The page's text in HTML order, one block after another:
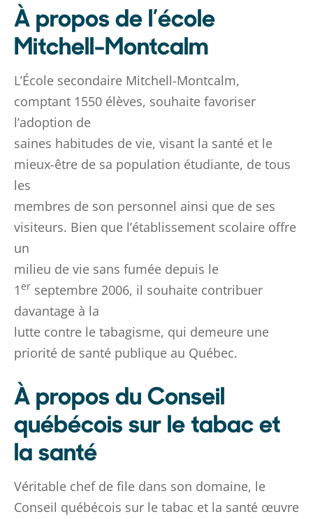
À propos de l’école
Mitchell-Montcalm
L’École secondaire Mitchell-Montcalm,
comptant 1550 élèves, souhaite favoriser
l’adoption de
saines habitudes de vie, visant la santé et le
mieux-être de sa population étudiante, de tous
les
membres de son personnel ainsi que de ses
visiteurs. Bien que l’établissement scolaire offre
un
milieu de vie sans fumée depuis le
1er septembre 2006, il souhaite contribuer
davantage à la
lutte contre le tabagisme, qui demeure une
priorité de santé publique au Québec.
À propos du Conseil
québécois sur le tabac et
la santé
Véritable chef de file dans son domaine, le
Conseil québécois sur le tabac et la santé œuvre